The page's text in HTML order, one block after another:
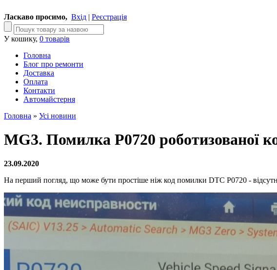
Ласкаво просимо, Вхід | Реєстрація
У кошику, 0 товарів
Головна
Блог про ремонти
Доставка
Оплата
Контакти
Автомайстерня
Головна » Усі новини
MG3. Помилка P0720 роботизованої
23.09.2020
На перший погляд, що може бути простіше ніж код помилки DTC P0720 -